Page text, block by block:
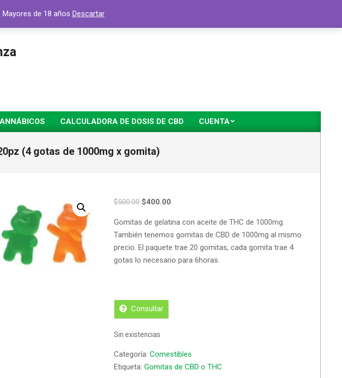
CALCULADORA DE DOSIS DE CBD CUENTA
(4 gotas de 1000mg x gomita)
$500.00 $400.00
Gomitas de gelatina con aceite de THC de 1000mg.
También tenemos gomitas de CBD de 1000mg al mismo
precio. El paquete trae 20 gomitas, cada gomita trae 4
gotas lo necesario para 6horas.
Consultar
Sin existencias
Categoría:Comestibles
Etiqueta:Gomitas de CBD o THC
de 18 años Descartar